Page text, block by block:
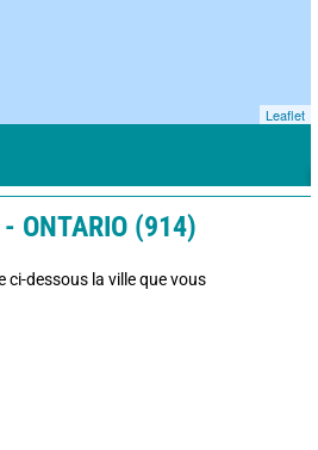
Leaflet
ONTARIO (914)
ci-dessous la ville que vous